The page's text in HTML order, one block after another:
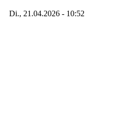
Di., 21.04.2026 - 10:52